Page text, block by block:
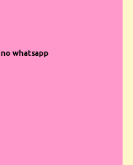
no whatsapp